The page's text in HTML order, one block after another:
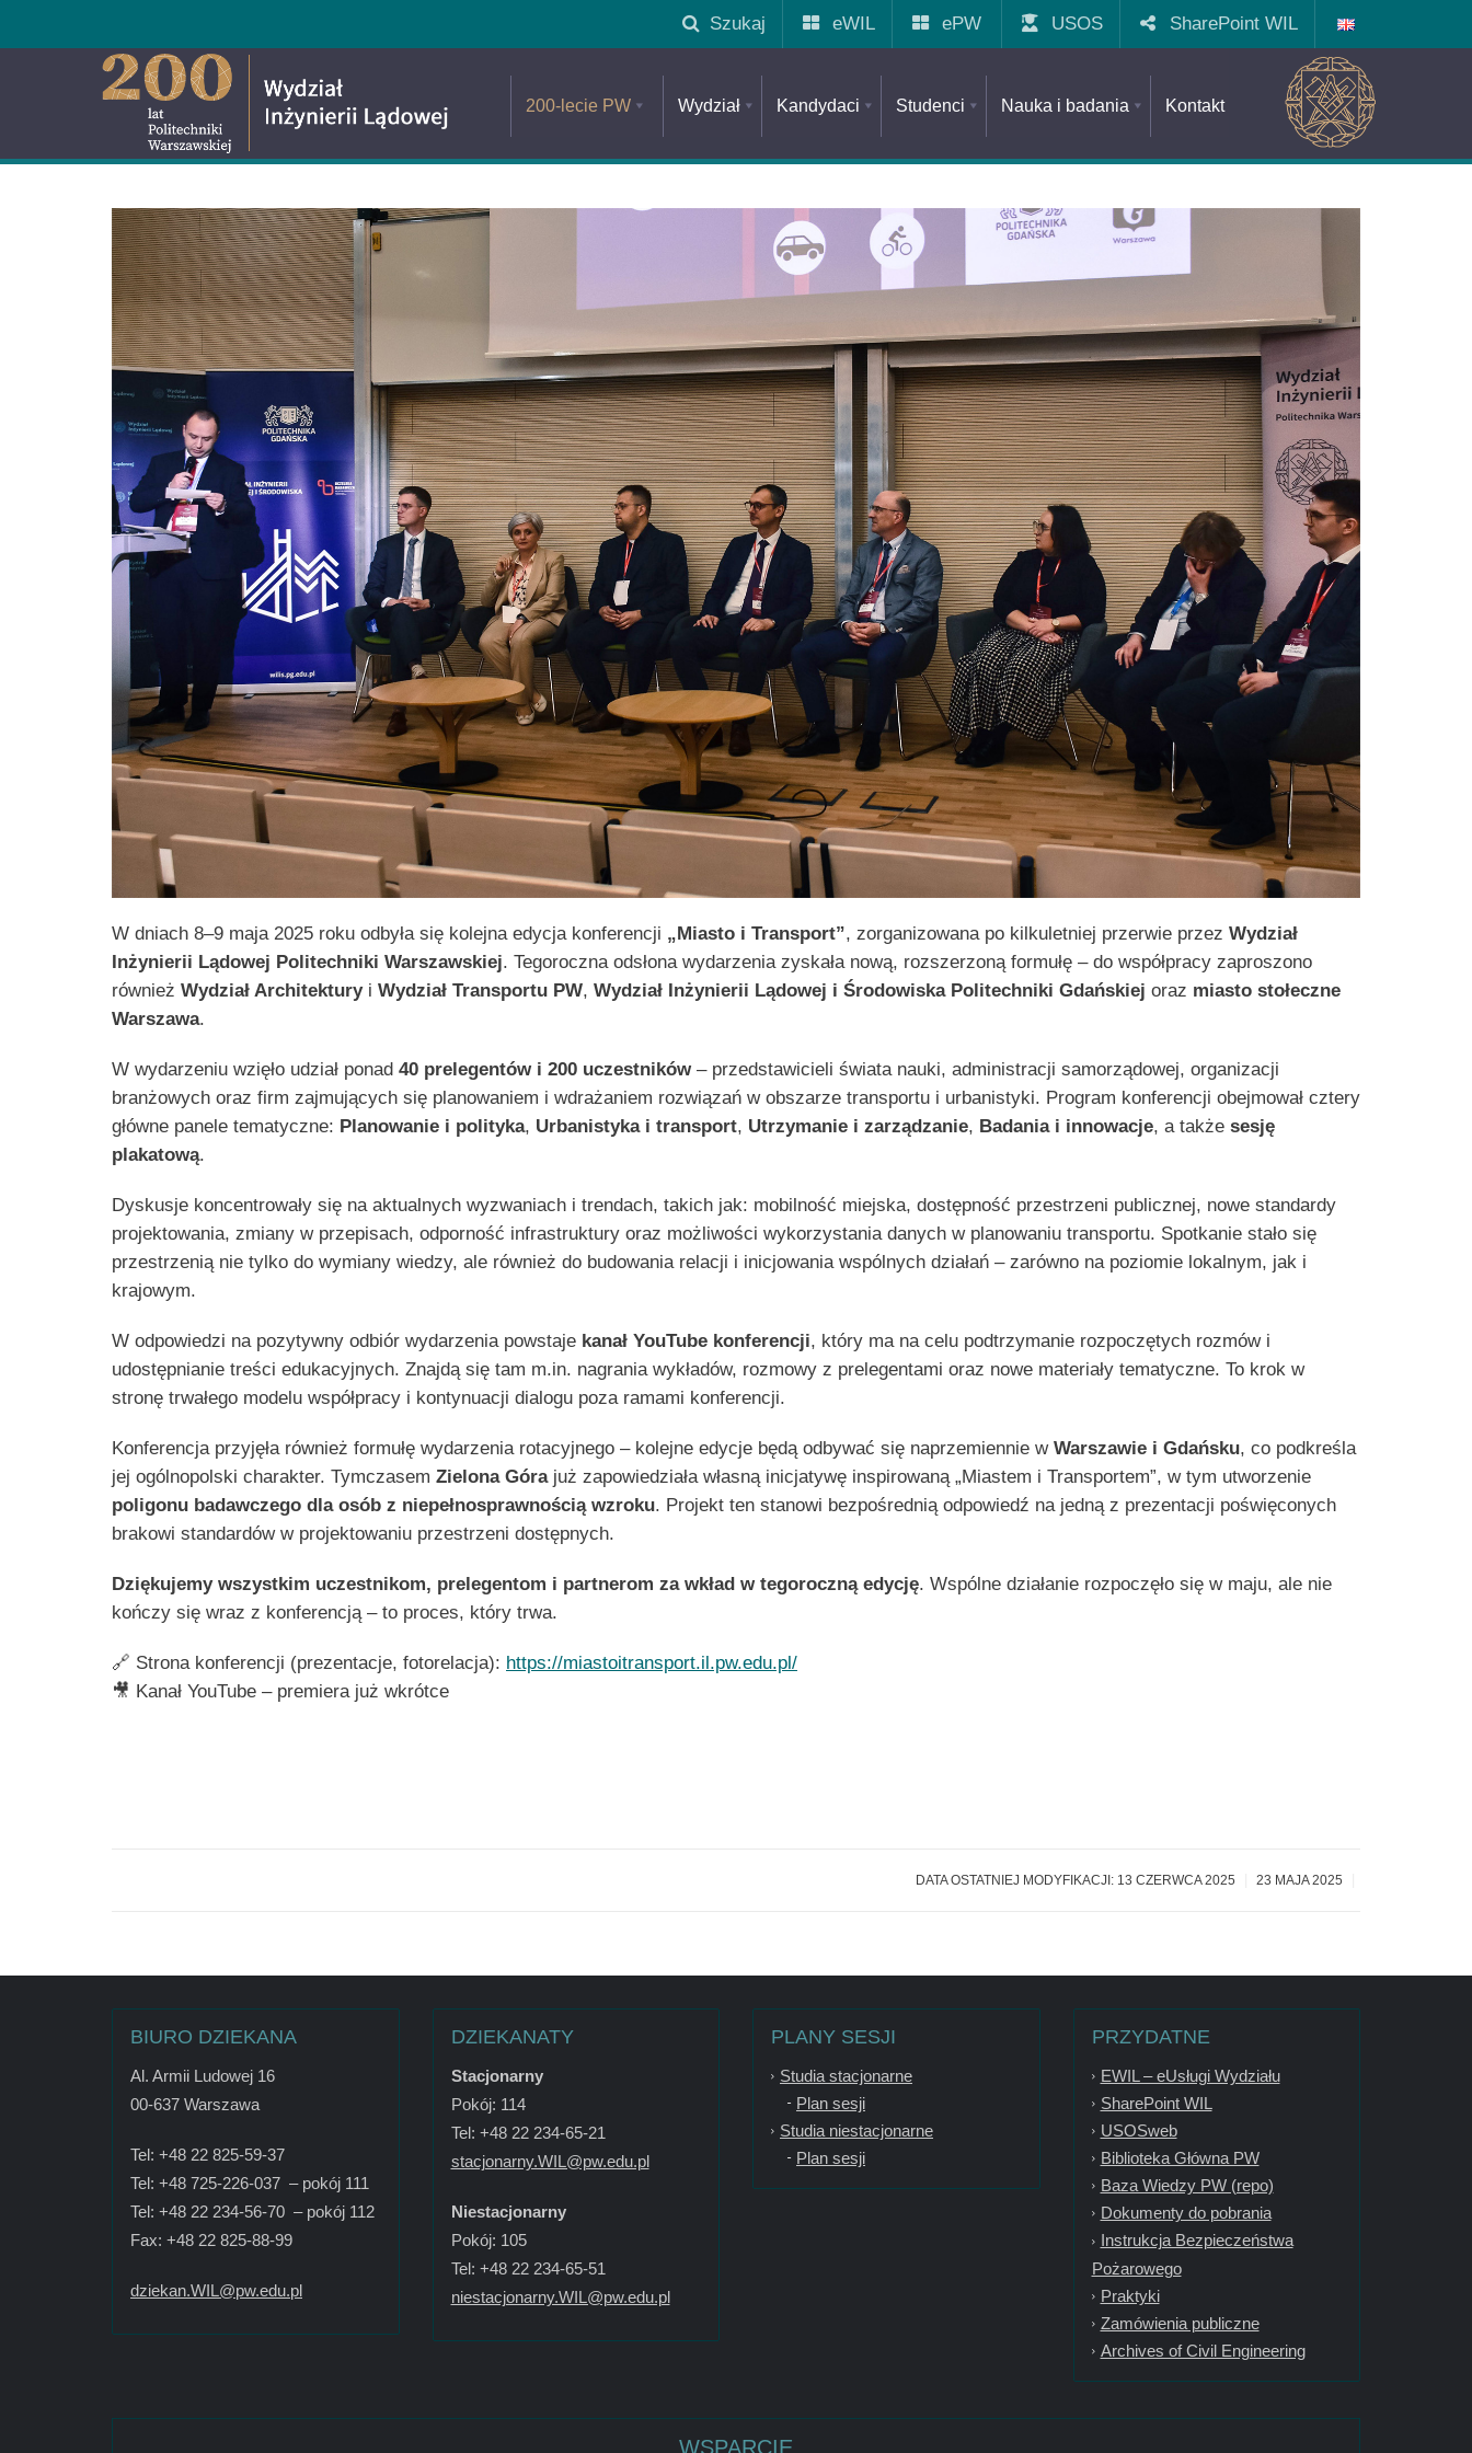
eWIL ePW USOS SharePoint WIL
Szukaj
200-lecie PW Wydział Kandydaci Studenci Nauka i badania Kontakt
W dniach 8–9 maja 2025 roku odbyła się kolejna edycja konferencji „Miasto i Transport”, zorganizowana po kilkuletniej przerwie przez Wydział
Inżynierii Lądowej Politechniki Warszawskiej. Tegoroczna odsłona wydarzenia zyskała nową, rozszerzoną formułę – do współpracy zaproszono
również Wydział Architekturyi Wydział Transportu PW, Wydział Inżynierii Lądowej i Środowiska Politechniki Gdańskiej oraz miasto stołeczne
Warszawa.
W wydarzeniu wzięło udział ponad 40 prelegentów i 200 uczestników – przedstawicieli świata nauki, administracji samorządowej, organizacji
branżowych oraz firm zajmujących się planowaniem i wdrażaniem rozwiązań w obszarze transportu i urbanistyki. Program konferencji obejmował cztery
główne panele tematyczne: Planowanie i polityka, Urbanistyka i transport, Utrzymanie i zarządzanie, Badania i innowacje, a także sesję
plakatową.
Dyskusje koncentrowały się na aktualnych wyzwaniach i trendach, takich jak: mobilność miejska, dostępność przestrzeni publicznej, nowe standardy
projektowania, zmiany w przepisach, odporność infrastruktury oraz możliwości wykorzystania danych w planowaniu transportu. Spotkanie stało się
przestrzenią nie tylko do wymiany wiedzy, ale również do budowania relacji i inicjowania wspólnych działań – zarówno na poziomie lokalnym, jak i
krajowym.
W odpowiedzi na pozytywny odbiór wydarzenia powstaje kanał YouTube konferencji, który ma na celu podtrzymanie rozpoczętych rozmów i
udostępnianie treści edukacyjnych. Znajdą się tam m.in. nagrania wykładów, rozmowy z prelegentami oraz nowe materiały tematyczne. To krok w
stronę trwałego modelu współpracy i kontynuacji dialogu poza ramami konferencji.
Konferencja przyjęła również formułę wydarzenia rotacyjnego – kolejne edycje będą odbywać się naprzemiennie w Warszawie i Gdańsku, co podkreśla
jej ogólnopolski charakter. Tymczasem Zielona Górajuż zapowiedziała własną inicjatywę inspirowaną „Miastem i Transportem”, w tym utworzenie
poligonu badawczego dla osób z niepełnosprawnością wzroku. Projekt ten stanowi bezpośrednią odpowiedź na jedną z prezentacji poświęconych
brakowi standardów w projektowaniu przestrzeni dostępnych.
Dziękujemy wszystkim uczestnikom, prelegentom i partnerom za wkład w tegoroczną edycję. Wspólne działanie rozpoczęło się w maju, ale nie
kończy się wraz z konferencją – to proces, który trwa.
🔗 Strona konferencji (prezentacje, fotorelacja): https://miastoitransport.il.pw.edu.pl/
🎥 Kanał YouTube – premiera już wkrótce
DATA OSTATNIEJ MODYFIKACJI: 13 CZERWCA 2025 23 MAJA 2025
BIURO DZIEKANA
Al. Armii Ludowej 16
00-637 Warszawa
Tel: +48 22 825-59-37
Tel: +48 725-226-037 – pokój 111
Tel: +48 22 234-56-70 – pokój 112
Fax: +48 22 825-88-99
dziekan.WIL@pw.edu.pl
DZIEKANATY
Stacjonarny
Pokój: 114
Tel: +48 22 234-65-21
stacjonarny.WIL@pw.edu.pl
Niestacjonarny
Pokój: 105
Tel: +48 22 234-65-51
niestacjonarny.WIL@pw.edu.pl
PLANY SESJI
Studia stacjonarne
Plan sesji
Studia niestacjonarne
Plan sesji
PRZYDATNE
EWIL – eUsługi Wydziału
SharePoint WIL
USOSweb
Biblioteka Główna PW
Baza Wiedzy PW (repo)
Dokumenty do pobrania
Instrukcja Bezpieczeństwa
Pożarowego
Praktyki
Zamówienia publiczne
Archives of Civil Engineering
WSPARCIE